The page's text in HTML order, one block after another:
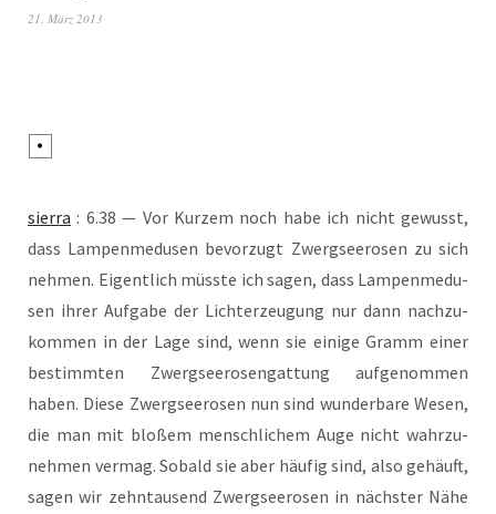
21. März 2013
sier­ra : 6.38 — Vor Kur­zem noch habe ich nicht gewusst,
dass Lam­pen­me­du­sen bevor­zugt Zwerg­see­ro­sen zu sich
neh­men. Eigent­lich müss­te ich sagen, dass Lam­pen­me­du­
sen ihrer Auf­ga­be der Lich­ter­zeu­gung nur dann nach­zu­
kom­men in der Lage sind, wenn sie eini­ge Gramm einer
bestimm­ten Zwerg­see­ro­sen­gat­tung auf­ge­nom­men
haben. Die­se Zwerg­see­ro­sen nun sind wun­der­ba­re Wesen,
die man mit blo­ßem mensch­li­chem Auge nicht wahr­zu­
neh­men ver­mag. Sobald sie aber häu­fig sind, also gehäuft,
sagen wir zehn­tau­send Zwerg­see­ro­sen in nächs­ter Nähe